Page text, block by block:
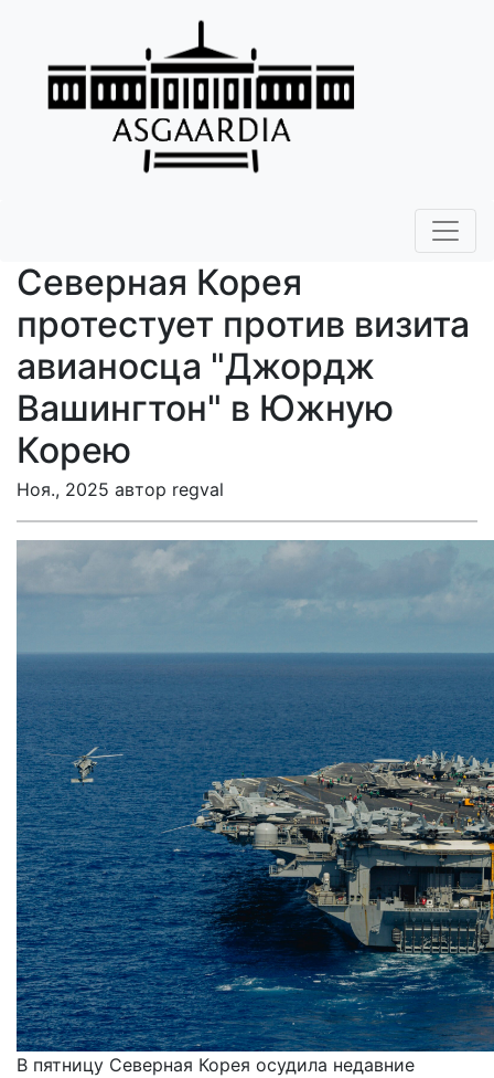
Северная Корея
протестует против визита
авианосца "Джордж
Вашингтон" в Южную
Корею
Ноя., 2025 автор regval
В пятницу Северная Корея осудила недавние